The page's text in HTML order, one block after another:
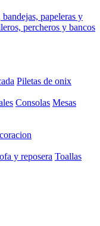
papeleras y
percheros y bancos
Piletas de onix
Consolas Mesas
y reposera Toallas